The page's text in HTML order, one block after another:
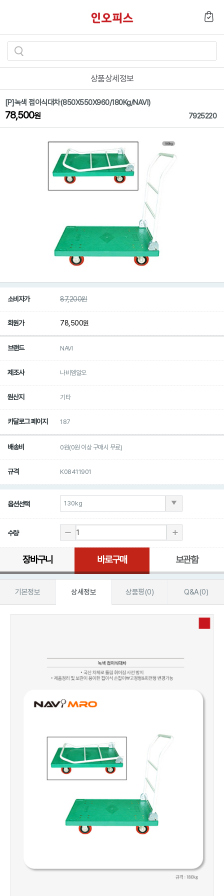
검
색
기
상품상세정보
[P]녹색 접이식대차(850X550X960/180Kg/NAVI)
78,500원 7925220
소비자가 87,200원
회원가 78,500원
브랜드 NAVI
제조사 나비엠알오
원산지 기타
카달로그 페이지 187
배송비 0원(0원 이상 구매시 무료)
규격 K08411901
옵션선택
수량
장바구니 바로구매 보관함
기본정보 상세정보 상품평(0) Q&A(0)